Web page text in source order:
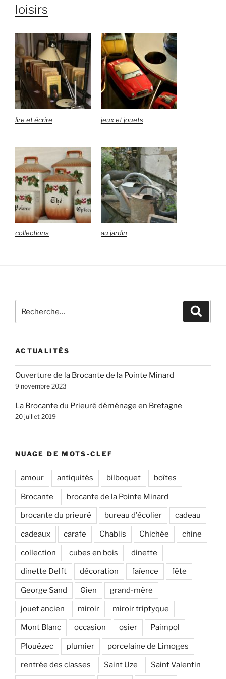
loisirs
lire et écrire jeux et jouets
collections au jardin
pour
ACTUALITÉS
Ouverture de la Brocante de la Pointe Minard
9 novembre 2023
La Brocante du Prieuré déménage en Bretagne
20 juillet 2019
NUAGE DE MOTS-CLEF
amour antiquités bilboquet boîtes
Brocante brocante de la Pointe Minard
brocante du prieuré bureau d'écolier cadeau
cadeaux carafe Chablis Chichée chine
collection cubes en bois dinette
dinette Delft décoration faïence fête
George Sand Gien grand-mère
jouet ancien miroir miroir triptyque
Mont Blanc occasion osier Paimpol
Plouézec plumier porcelaine de Limoges
rentrée des classes Saint Uze Saint Valentin